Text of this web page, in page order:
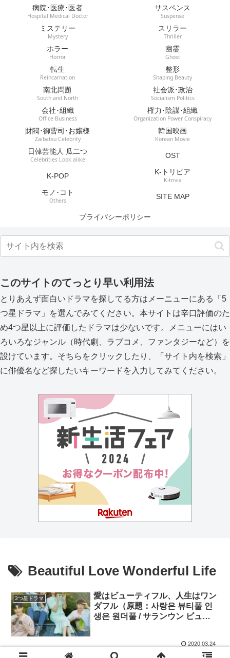
病院･医療･医者
Hospital Medical Doctor
サスペンス
Suspense
ミステリー
Mystery
スリラー
Thriller
ホラー
Horror
幽霊
Ghost
転生
Reincarnation
整形
Shaping Beauty
南北問題
South and North
社会派･政治
Socialism Politics
会社･組織
Office Business
権力･陰謀･組織
Organization Power Conspiracy
財閥･御曹司･お嬢様
Zaibatsu Celebrity
韓国映画
Korean Movie
日韓芸能人 瓜二つ
Celebrities Look alike OST
K-POP K-トリビア
K-trivia
モノ･コト
Others SITE MAP
プライバシーポリシー
このサイトのてっとり早い利用法
とりあえず面白いドラマを探してる方はメーニューにある「5
つ星ドラマ」を選んでみてください。本サイトは辛口評価のた
め4つ星以上に評価したドラマは少ないです。メニューにはい
ろいろなジャンル（時代劇、ラブコメ、ファンタジーなど）を
設けています。そちらをクリックしたり、「サイト内を検索」
に俳優名など探したいキーワードを入力してみてください。
Beautiful Love Wonderful Life
3つ星ドラマ
愛はビューティフル、人生はワン
ダフル（原題：사랑은 뷰티풀 인
생은 원더풀 / サランウン ビュテ
Life）★3.8
2020.03.24